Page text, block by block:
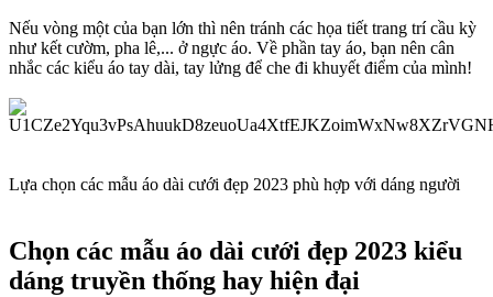
Nếu vòng một của bạn lớn thì nên tránh các họa tiết trang trí cầu kỳ
như kết cườm, pha lê,... ở ngực áo. Về phần tay áo, bạn nên cân
nhắc các kiểu áo tay dài, tay lửng để che đi khuyết điểm của mình!
Lựa chọn các mẫu áo dài cưới đẹp 2023 phù hợp với dáng người
Chọn các mẫu áo dài cưới đẹp 2023 kiểu
dáng truyền thống hay hiện đại​